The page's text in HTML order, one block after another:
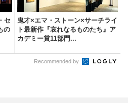
セ
の
鬼才×エマ・ストーン×サーチライ
ト最新作『哀れなるものたち』ア
カデミー賞11部門...
Recommended by